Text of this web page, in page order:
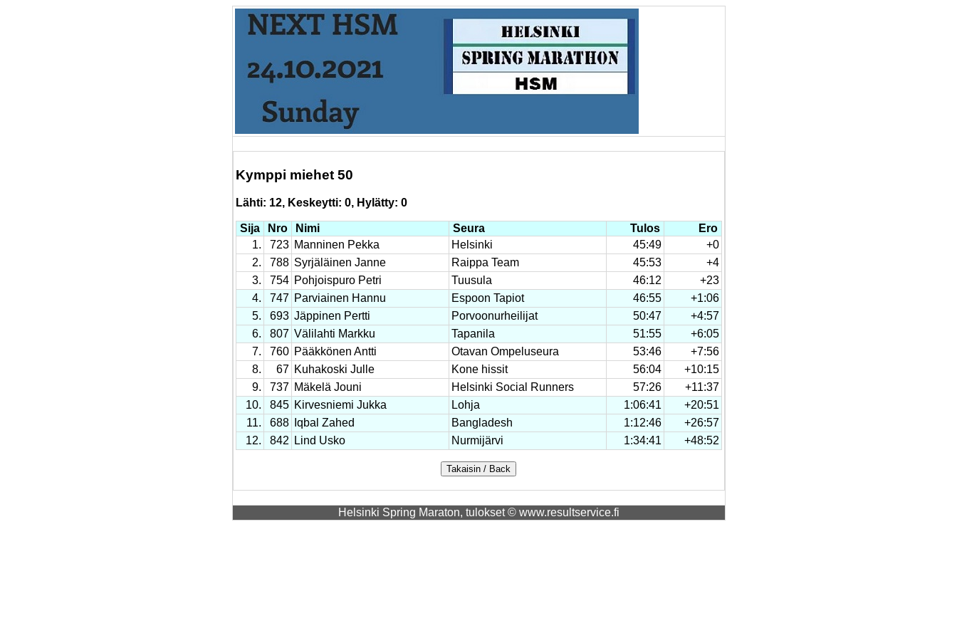
Kymppi miehet 50
Lähti: 12, Keskeytti: 0, Hylätty: 0
Sija Nro Nimi Seura Tulos
Ero
1.
723 Manninen Pekka Helsinki 45:49
+0
2.
788 Syrjäläinen Janne Raippa Team 45:53
+4
3.
754 Pohjoispuro Petri Tuusula 46:12
+23
4.
747 Parviainen Hannu Espoon Tapiot 46:55
+1:06
5.
693 Jäppinen Pertti Porvoonurheilijat 50:47
+4:57
6.
807 Välilahti Markku Tapanila 51:55
+6:05
7.
760 Pääkkönen Antti Otavan Ompeluseura 53:46
+7:56
8.
67 Kuhakoski Julle Kone hissit 56:04
+10:15
9.
737 Mäkelä Jouni Helsinki Social Runners 57:26
+11:37
10.
845 Kirvesniemi Jukka Lohja 1:06:41
+20:51
11.
688 Iqbal Zahed Bangladesh 1:12:46
+26:57
12.
842 Lind Usko Nurmijärvi 1:34:41 +48:52
Helsinki Spring Maraton, tulokset © www.resultservice.fi